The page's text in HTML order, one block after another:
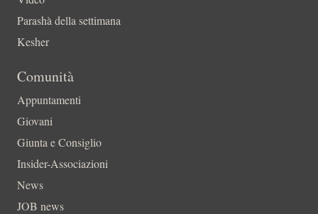
Parashà della settimana
Kesher
Comunità
Appuntamenti
Giovani
Giunta e Consiglio
Insider-Associazioni
News
JOB news